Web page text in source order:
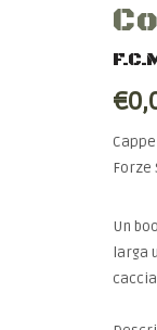
Forze
Un
larga